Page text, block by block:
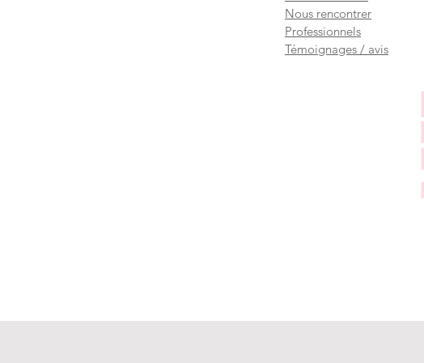
Nous rencontrer
Professionnels
Témoignages / avis